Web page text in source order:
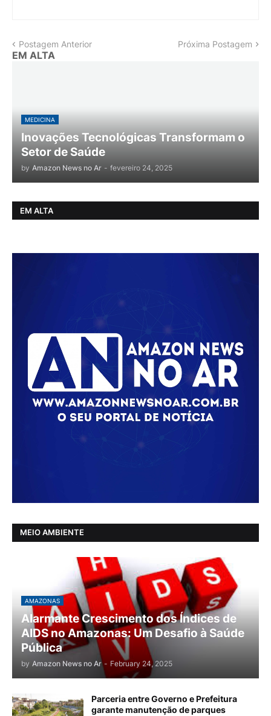
Postagem Anterior Próxima Postagem
EM ALTA
MEDICINA
Inovações Tecnológicas Transformam o
Setor de Saúde
by Amazon News no Ar - fevereiro 24, 2025
EM ALTA
MEIO AMBIENTE
AMAZONAS
Alarmante Crescimento dos Índices de
AIDS no Amazonas: Um Desafio à Saúde
Pública
by Amazon News no Ar - February 24, 2025
Parceria entre Governo e Prefeitura
garante manutenção de parques